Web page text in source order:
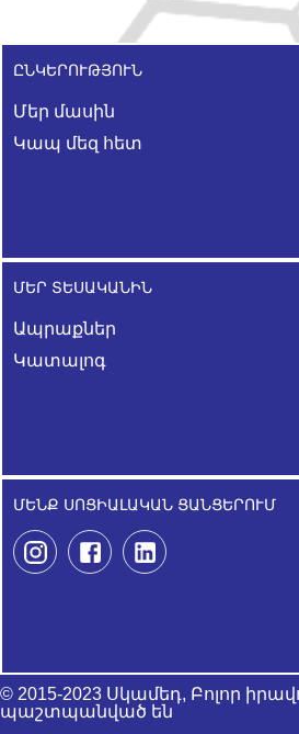
ԸՆԿԵՐՈՒԹՅՈՒՆ
Մեր մասին
Կապ մեզ հետ
ՄԵՐ ՏԵՍԱԿԱՆԻՆ
Ապրաքներ
Կատալոգ
ՄԵՆՔ ՍՈՑԻԱԼԱԿԱՆ ՑԱՆՑԵՐՈՒՄ
© 2015-2023 Սկամեդ, Բոլոր
պաշտպանված են